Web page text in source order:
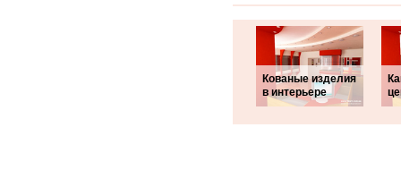
Кованые изделия
в интерьере